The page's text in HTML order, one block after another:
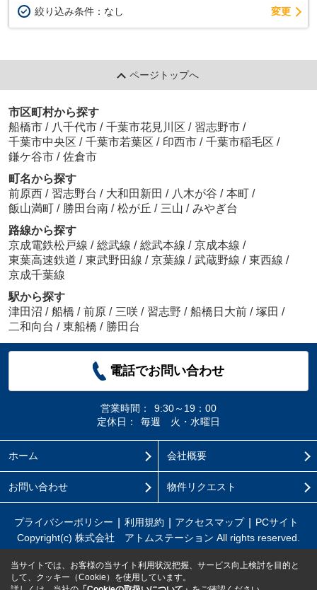
絞り込み条件： なし 変更
ページトップへ
市区町村から探す
船橋市 / 八千代市 / 千葉市花見川区 / 習志野市 /
千葉市中央区 / 千葉市若葉区 / 印西市 / 千葉市稲毛区 /
鎌ケ谷市 / 佐倉市
町名から探す
前原西 / 習志野台 / 大和田新田 / 八木が谷 / 本町 /
飯山満町 / 勝田台南 / 松が丘 / 三山 / みやぎ台
路線から探す
京成電鉄松戸線 / 総武線 / 総武本線 / 京成本線 /
東葉高速鉄道 / 東武野田線 / 京葉線 / 武蔵野線 / 東西線 /
京成千葉線
駅から探す
津田沼 / 船橋 / 前原 / 三咲 / 習志野 / 船橋日大前 / 塚田 /
二和向台 / 東船橋 / 勝田台
電話でお問い合わせ
営業時間：
9:30～19：00
定休日：
毎週 火・水曜日
ホーム 会社概要
お問い合わせ 物件リクエスト
プライバシーポリシー 利用規約 アクセスマップ
PCサイト
Copyright(c) 株式会社 アトムステーション All rights reserved.
当サイトでは、お客様の当サイト利用状況把握、サービス向上検討を目的と
して、クッキー（Cookie）を使用しています。